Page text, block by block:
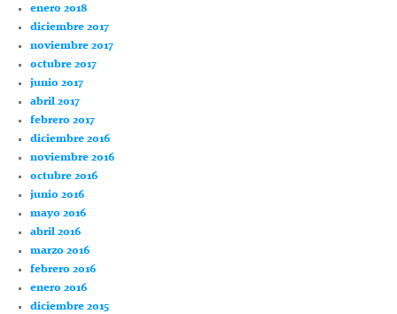
enero 2018
diciembre 2017
noviembre 2017
octubre 2017
junio 2017
abril 2017
febrero 2017
diciembre 2016
noviembre 2016
octubre 2016
junio 2016
mayo 2016
abril 2016
marzo 2016
febrero 2016
enero 2016
diciembre 2015